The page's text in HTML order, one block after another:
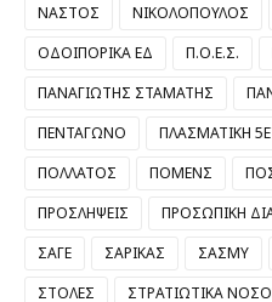
ΝΑΣΤΟΣ
ΝΙΚΟΛΟΠΟΥΛΟΣ
ΟΔΟΙΠΟΡΙΚΑ ΕΔ
Π.Ο.Ε.Σ.
ΠΑΝΑΓΙΩΤΗΣ ΣΤΑΜΑΤΗΣ
ΠΕΝΤΑΓΩΝΟ
ΠΛΑΣΜΑΤΙΚΗ
ΠΟΛΛΑΤΟΣ
ΠΟΜΕΝΣ
ΠΡΟΣΛΗΨΕΙΣ
ΠΡΟΣΩΠΙΚΗ
ΣΑΓΕ
ΣΑΡΙΚΑΣ ΣΑΣΜΥ
ΣΤΟΛΕΣ
ΣΤΡΑΤΙΩΤΙΚΑ